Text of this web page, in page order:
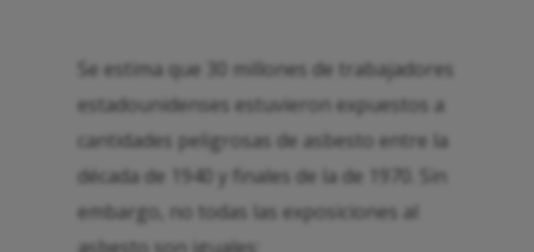
Se estima que 30 millones de trabajadores
estadounidenses estuvieron expuestos a
cantidades peligrosas de asbesto entre la
década de 1940 y finales de la de 1970. Sin
embargo, no todas las exposiciones al